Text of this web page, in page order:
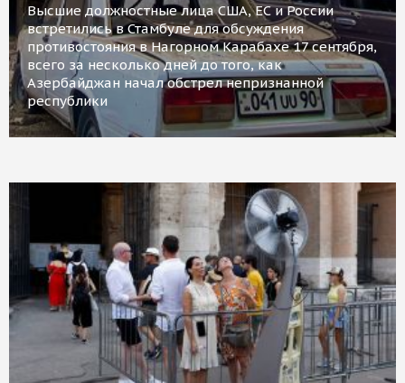
Высшие должностные лица США, ЕС и России
встретились в Стамбуле для обсуждения
противостояния в Нагорном Карабахе 17 сентября,
всего за несколько дней до того, как
Азербайджан начал обстрел непризнанной
республики